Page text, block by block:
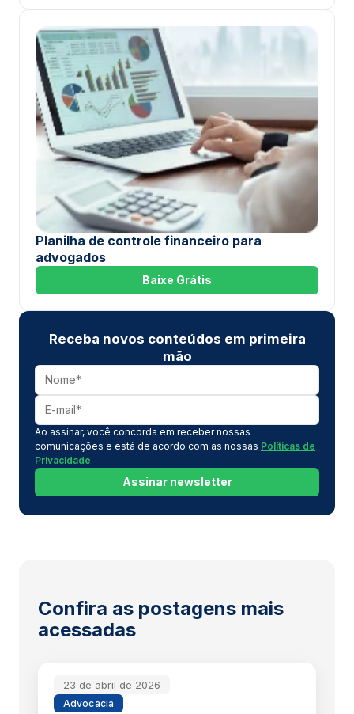
Planilha de controle financeiro para
advogados
Baixe Grátis
Receba novos conteúdos em primeira
mão
Ao assinar, você concorda em receber nossas
comunicações e está de acordo com as nossas Políticas de
Privacidade
Assinar newsletter
Confira as postagens mais
acessadas
23 de abril de 2026
Advocacia